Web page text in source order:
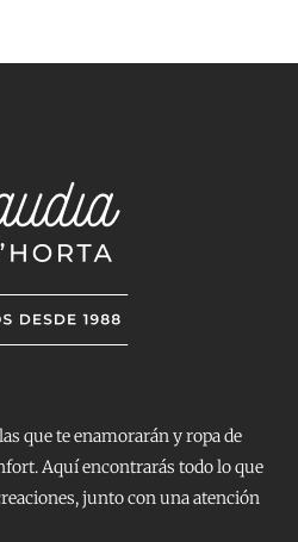
que te enamorarán y ropa de
Aquí encontrarás todo lo que
junto con una atención